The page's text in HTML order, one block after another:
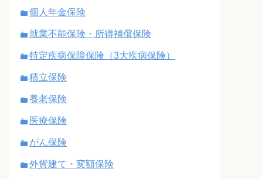
個人年金保険
就業不能保険・所得補償保険
特定疾病保障保険（3大疾病保険）
積立保険
養老保険
医療保険
がん保険
外貨建て・変額保険